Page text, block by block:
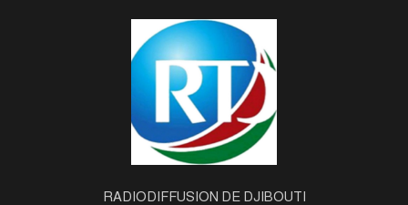
RADIODIFFUSION DE DJIBOUTI